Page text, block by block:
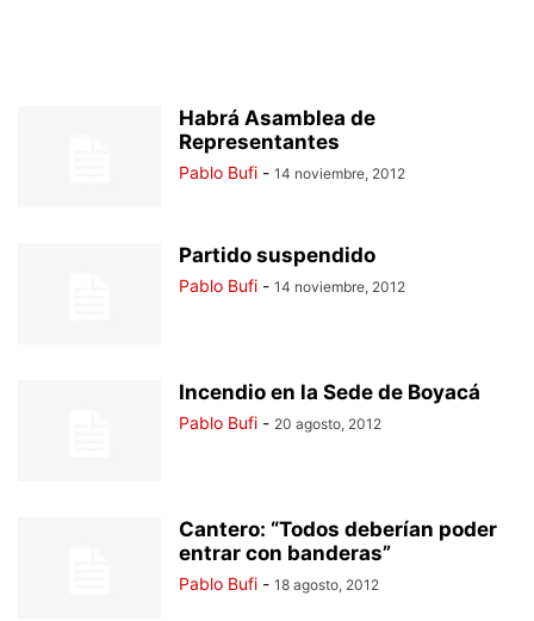
Habrá Asamblea de
Representantes
Pablo Bufi - 14 noviembre, 2012
Partido suspendido
Pablo Bufi - 14 noviembre, 2012
Incendio en la Sede de Boyacá
Pablo Bufi - 20 agosto, 2012
Cantero: “Todos deberían poder
entrar con banderas”
Pablo Bufi - 18 agosto, 2012